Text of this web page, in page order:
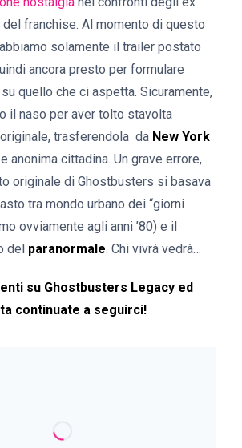
franchise. Al momento di questo
solamente il trailer postato
ancora presto per formulare
quello che ci aspetta. Sicuramente,
il naso per aver tolto stavolta
trasferendola da New York
anonima cittadina. Un grave errore,
originale di Ghostbusters si basava
tra mondo urbano dei “giorni
ovviamente agli anni ’80) e il
del paranormale. Chi vivrà vedrà…
su Ghostbusters Legacy ed
continuate a seguirci!